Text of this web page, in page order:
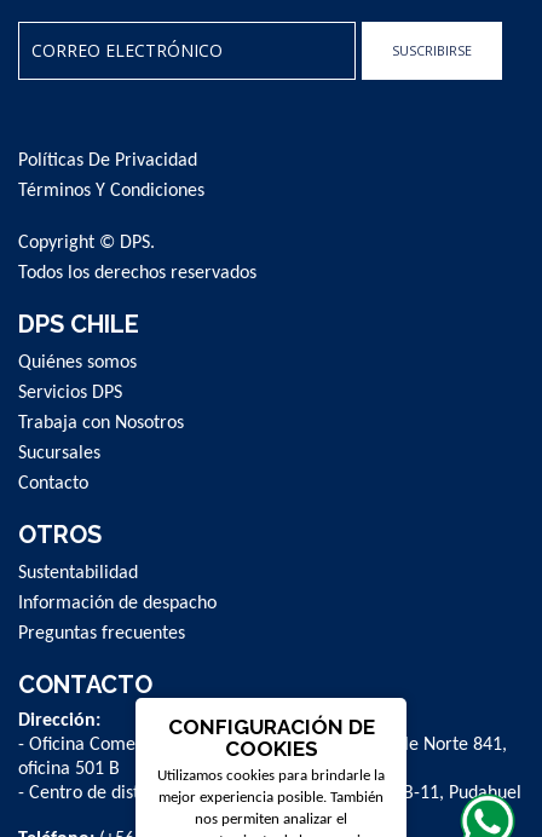
Our
Newsletter:
SUSCRIBIRSE
Políticas De Privacidad
Términos Y Condiciones
Copyright © DPS.
Todos los derechos reservados
DPS CHILE
Quiénes somos
Servicios DPS
Trabaja con Nosotros
Sucursales
Contacto
OTROS
Sustentabilidad
Información de despacho
Preguntas frecuentes
CONTACTO
Dirección:
- Oficina Comercial y administrativa: Avenida Valle Norte 841,
oficina 501 B
- Centro de distribución: La Farfana 500, bodega B-11, Pudahuel
CONFIGURACIÓN DE
COOKIES
Utilizamos cookies para brindarle la
mejor experiencia posible. También
nos permiten analizar el